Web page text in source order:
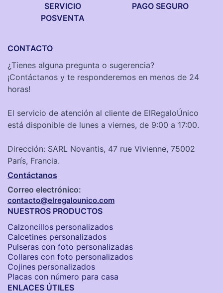
SERVICIO
POSVENTA
PAGO SEGURO
CONTACTO
¿Tienes alguna pregunta o sugerencia?
¡Contáctanos y te responderemos en menos de 24
horas!
El servicio de atención al cliente de ElRegaloÚnico
está disponible de lunes a viernes, de 9:00 a 17:00.
Dirección: SARL Novantis, 47 rue Vivienne, 75002
París, Francia.
Contáctanos
Correo electrónico:
contacto@elregalounico.com
NUESTROS PRODUCTOS
Calzoncillos personalizados​
Calcetines personalizados
Pulseras con foto personalizadas
Collares con foto personalizados
Cojines personalizados
Placas con número para casa
ENLACES ÚTILES